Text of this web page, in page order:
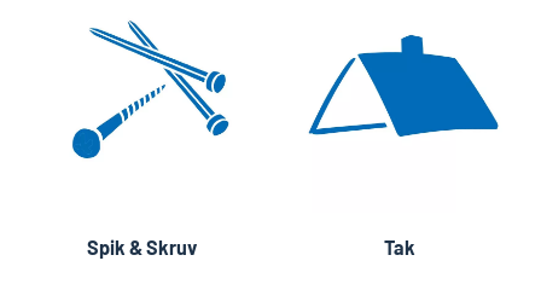
Spik & Skruv Tak